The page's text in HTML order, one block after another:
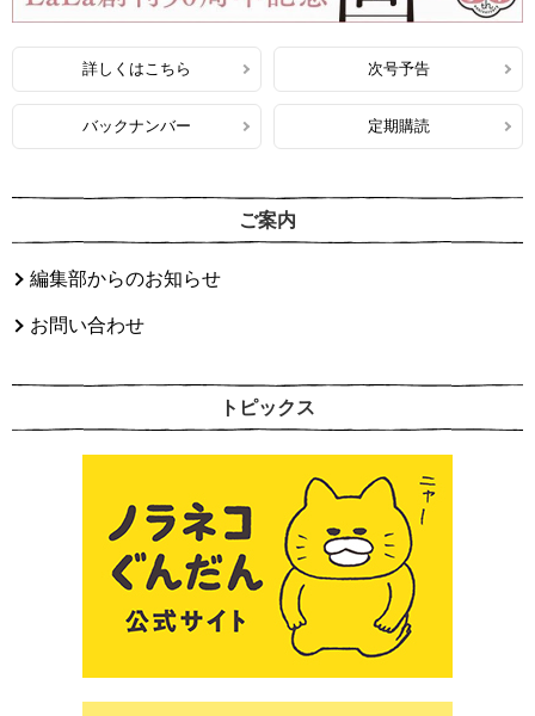
詳しくはこちら 次号予告
バックナンバー 定期購読
ご案内
編集部からのお知らせ
お問い合わせ
トピックス